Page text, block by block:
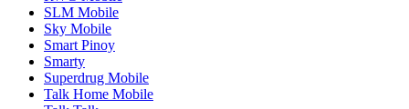
SLM Mobile
Sky Mobile
Smart Pinoy
Smarty
Superdrug Mobile
Talk Home Mobile